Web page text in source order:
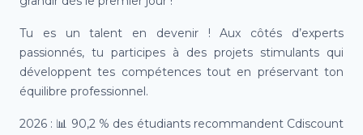
Tu es un talent en devenir ! Aux côtés d’experts
passionnés, tu participes à des projets stimulants qui
développent tes compétences tout en préservant ton
équilibre professionnel.
2026 : 📊 90,2 % des étudiants recommandent Cdiscount